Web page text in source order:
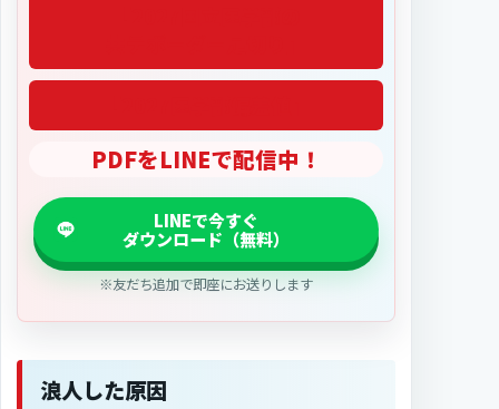
PDFをLINEで配信中！
※友だち追加で即座にお送りします
浪人した原因